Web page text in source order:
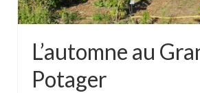
L’automne au
Potager